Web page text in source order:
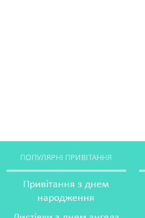
ПОПУЛЯРНІ ПРИВІТАННЯ
Привітання з днем
народження